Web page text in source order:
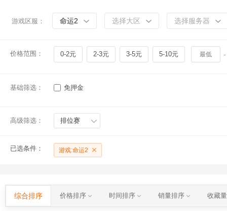
游戏区服： 命运2 选择大区 选择服务器
价格范围： 0-2元 2-3元 3-5元 5-10元 -
基础筛选： 免押金
高级筛选： 排位赛
已选条件： 游戏:命运2
综合排序 价格排序 时间排序 销量排序 收藏